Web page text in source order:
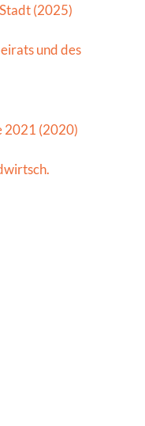
(2025)
und des
2021 (2020)